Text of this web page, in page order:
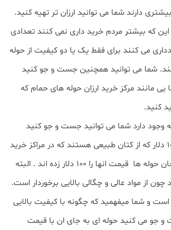
دارند شما می توانید ارزان تر تهیه کنید.
این که بیشتر مردم خرید داری نمی کنند تعدادی
می کنند برای فقط یک یا دو کیفیت از حوله
شما می توانید همچنین جست و جو کنید
یی مانند مرکز خرید ارزان حوله های حمام که
کنید.
وجود دارد شما می توانید جست و جو کنید
حوله هایی فقط با قیمت 10 دلار که از کتان طبیعی هستند که در مراکز خرید
وجود دارند در حالیکه طراحان حوله ها قیمت انها را 100 دلار زده اند . البته
چون از مواد عالی و چگالی بالایی برخوردار است.
و شما میفهمید که چگونه با کیفیت بالایی
و جو می کنید حوله ای به جای ان با قیمت